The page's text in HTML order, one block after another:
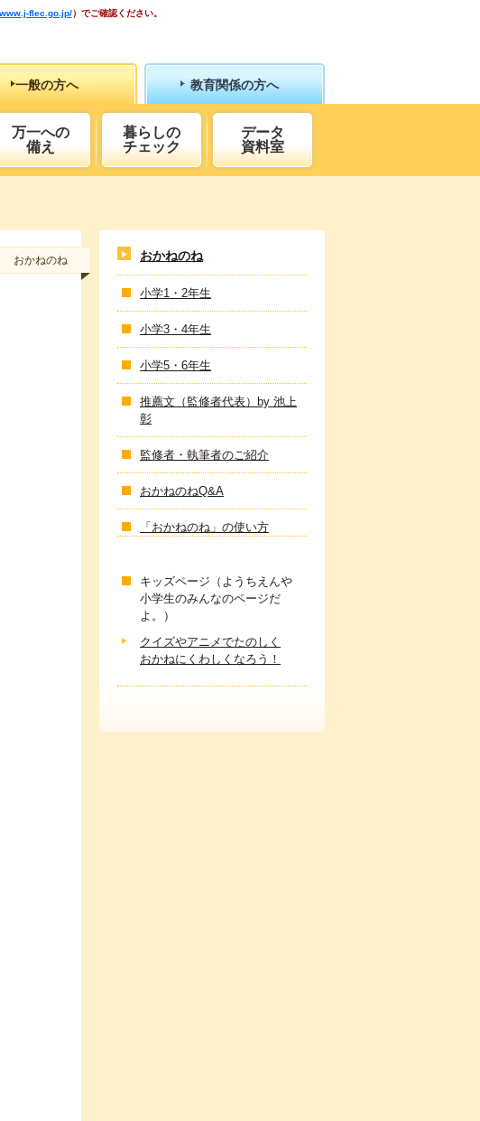
flec.go.jp/）でご確認ください。
一般の方へ 教育関係の方へ
万一への
備え
暮らしの
チェック
データ
資料室
おかねのね おかねのね
小学1・2年生
小学3・4年生
小学5・6年生
推薦文（監修者代表）by 池上
彰
監修者・執筆者のご紹介
おかねのねQ&A
「おかねのね」の使い方
キッズページ（ようちえんや
小学生のみんなのページだ
よ。）
クイズやアニメでたのしく
おかねにくわしくなろう！